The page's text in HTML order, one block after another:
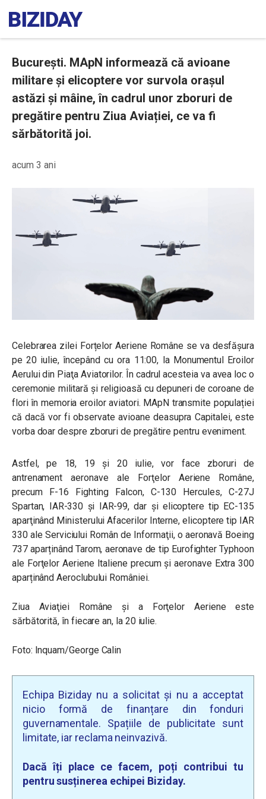
București. MApN informează că avioane
militare și elicoptere vor survola orașul
astăzi și mâine, în cadrul unor zboruri de
pregătire pentru Ziua Aviației, ce va fi
sărbătorită joi.
acum 3 ani
Celebrarea zilei Forțelor Aeriene Române se va desfășura
pe 20 iulie, începând cu ora 11:00, la Monumentul Eroilor
Aerului din Piaţa Aviatorilor. În cadrul acesteia va avea loc o
ceremonie militară şi religioasă cu depuneri de coroane de
flori în memoria eroilor aviatori. MApN transmite populației
că dacă vor fi observate avioane deasupra Capitalei, este
vorba doar despre zboruri de pregătire pentru eveniment.
Astfel, pe 18, 19 și 20 iulie, vor face zboruri de
antrenament aeronave ale Forţelor Aeriene Române,
precum F-16 Fighting Falcon, C-130 Hercules, C-27J
Spartan, IAR-330 și IAR-99, dar și elicoptere tip EC-135
aparţinând Ministerului Afacerilor Interne, elicoptere tip IAR
330 ale Serviciului Român de Informaţii, o aeronavă Boeing
737 aparținând Tarom, aeronave de tip Eurofighter Typhoon
ale Forţelor Aeriene Italiene precum și aeronave Extra 300
aparținând Aeroclubului României.
Ziua Aviaţiei Române şi a Forţelor Aeriene este
sărbătorită, în fiecare an, la 20 iulie.
Foto: Inquam/George Calin
Echipa Biziday nu a solicitat și nu a acceptat
nicio formă de finanțare din fonduri
guvernamentale. Spațiile de publicitate sunt
limitate, iar reclama neinvazivă.
Dacă îți place ce facem, poți contribui tu
pentru susținerea echipei Biziday.